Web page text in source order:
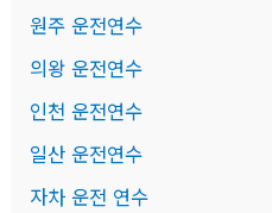
원주 운전연수
의왕 운전연수
인천 운전연수
일산 운전연수
자차 운전 연수